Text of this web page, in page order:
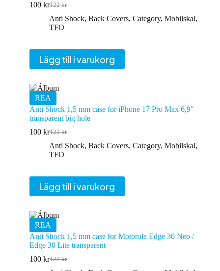
122kr
Det
ursprungliga
priset
100 krDet
nuvarande
priset
Anti Shock, Back Covers, Category, Mobilskal,
TFO
Lägg till i varukorg
REA
Anti Shock 1,5 mm case for iPhone 17 Pro Max 6,9″
transparent big hole
122kr
Det
ursprungliga
priset
100 krDet
nuvarande
priset
Anti Shock, Back Covers, Category, Mobilskal,
TFO
Lägg till i varukorg
REA
Anti Shock 1,5 mm case for Motorola Edge 30 Neo /
Edge 30 Lite transparent
122kr
Det
100 krDet